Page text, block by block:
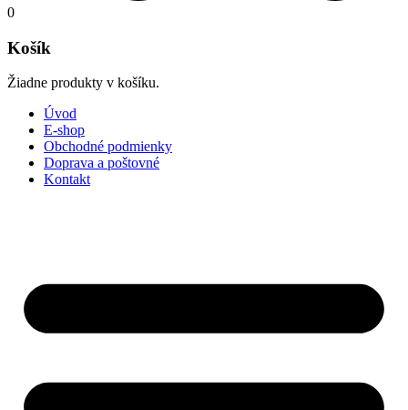
0
Košík
Žiadne produkty v košíku.
Úvod
E-shop
Obchodné podmienky
Doprava a poštovné
Kontakt